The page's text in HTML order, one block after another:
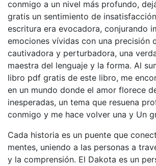
conmigo a un nivel más profundo,
gratis un sentimiento de
escritura era evocadora, conjurando
emociones vívidas con una precisión
cautivadora y perturbadora, una
maestra del lenguaje y la forma. Al
libro pdf gratis de este libro, me
en un mundo donde el amor florece
inesperadas, un tema que resuena
conmigo y me hace volver una y Un
Cada historia es un puente que
mentes, uniendo a las personas a
y la comprensión. El Dakota es un